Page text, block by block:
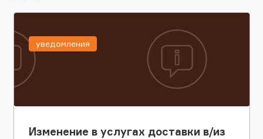
Изменение в услугах доставки в/из
уведомления